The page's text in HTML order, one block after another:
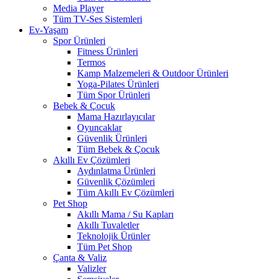
Media Player
Tüm TV-Ses Sistemleri
Ev-Yaşam
Spor Ürünleri
Fitness Ürünleri
Termos
Kamp Malzemeleri & Outdoor Ürünleri
Yoga-Pilates Ürünleri
Tüm Spor Ürünleri
Bebek & Çocuk
Mama Hazırlayıcılar
Oyuncaklar
Güvenlik Ürünleri
Tüm Bebek & Çocuk
Akıllı Ev Çözümleri
Aydınlatma Ürünleri
Güvenlik Çözümleri
Tüm Akıllı Ev Çözümleri
Pet Shop
Akıllı Mama / Su Kapları
Akıllı Tuvaletler
Teknolojik Ürünler
Tüm Pet Shop
Çanta & Valiz
Valizler